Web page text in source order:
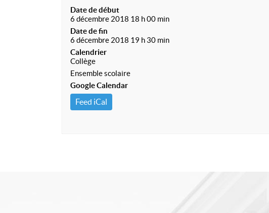
Date de début
6 décembre 2018 18 h 00 min
Date de fin
6 décembre 2018 19 h 30 min
Calendrier
Collège
Ensemble scolaire
Google Calendar
Feed iCal